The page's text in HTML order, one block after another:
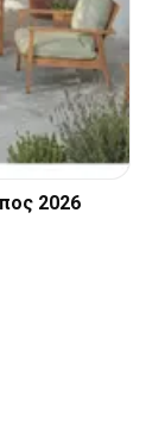
2026